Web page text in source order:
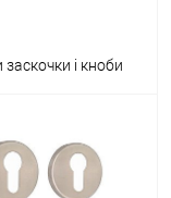
заскочки і кноби